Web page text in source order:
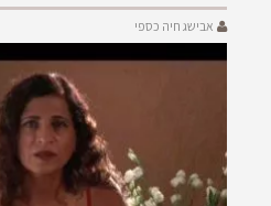
אבישג חיה כספי